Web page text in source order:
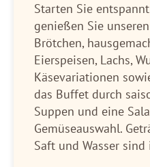
Starten Sie
genießen Sie
Brötchen,
Eierspeisen, Lachs,
Käsevariationen
das Buffet durch
Suppen und eine
Gemüseauswahl.
Saft und Wasser